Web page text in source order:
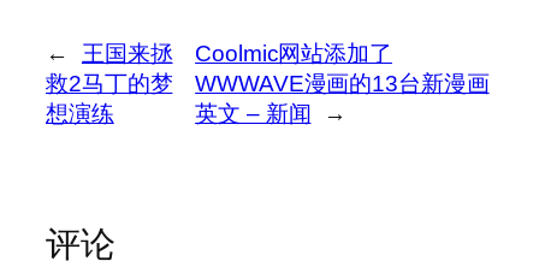
←
王国来拯
救2马丁的梦
想演练
Coolmic网站添加了
WWWAVE漫画的13台新漫画
英文 – 新闻
→
评论